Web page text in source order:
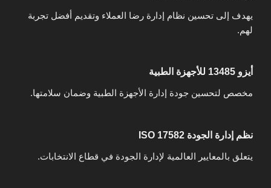
يهدف إلى تحسين نظام إدارة رضا العملاء وتقديم أفضل تجربة
لهم.
أيزو 13485 للأجهزة الطبية
مخصص لتحسين جودة إدارة الأجهزة الطبية وضمان سلامتها.
نظم إدارة الجودة ISO 17582
يتعلق بالمعايير العالمية لإدارة الجودة في قطاع الانتخابات.